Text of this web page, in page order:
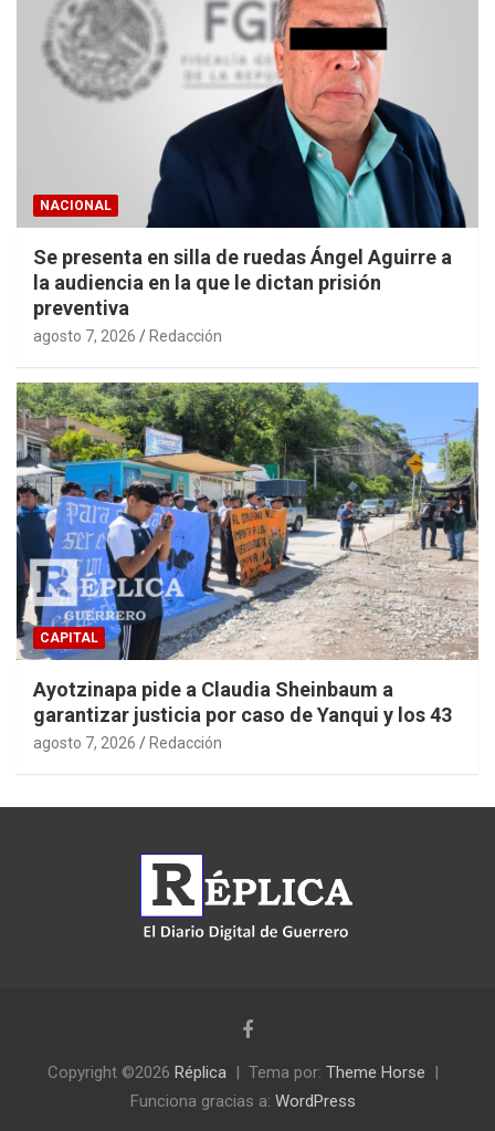
NACIONAL
Se presenta en silla de ruedas Ángel Aguirre a
la audiencia en la que le dictan prisión
preventiva
agosto 7, 2026 Redacción
CAPITAL
Ayotzinapa pide a Claudia Sheinbaum a
garantizar justicia por caso de Yanqui y los 43
agosto 7, 2026 Redacción
Copyright ©2026 Réplica Tema por: Theme Horse
Funciona gracias a: WordPress